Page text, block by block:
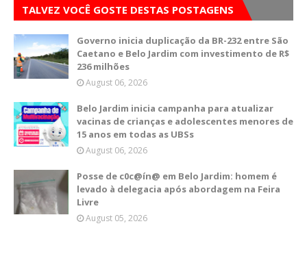
TALVEZ VOCÊ GOSTE DESTAS POSTAGENS
Governo inicia duplicação da BR-232 entre São
Caetano e Belo Jardim com investimento de R$
236 milhões
August 06, 2026
Belo Jardim inicia campanha para atualizar
vacinas de crianças e adolescentes menores de
15 anos em todas as UBSs
August 06, 2026
Posse de c0c@ín@ em Belo Jardim: homem é
levado à delegacia após abordagem na Feira
Livre
August 05, 2026